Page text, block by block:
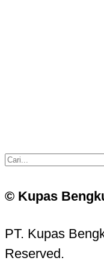
© Kupas
PT. Kupas
Reserved.